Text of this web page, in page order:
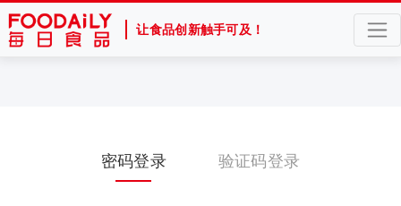
让食品创新触手可及！
密码登录 验证码登录